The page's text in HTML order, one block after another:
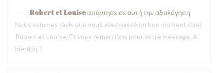
Robert et Louiseαπάντησε σε αυτή την αξιολόγηση
Nous sommes ravis que vous ayez passé un bon moment chez
Robert et Louise, Et vous remercions pour votre message. A
bientôt ?